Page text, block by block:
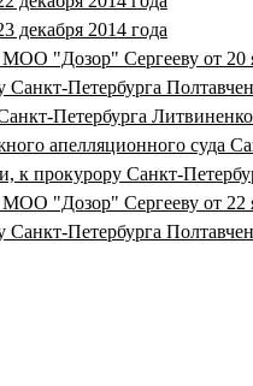
декабря 2014 года
"Дозор" Сергееву от 20
Петербурга
Петербурга Литвиненко
апелляционного суда
к прокурору Санкт-
"Дозор" Сергееву от 22
Петербурга